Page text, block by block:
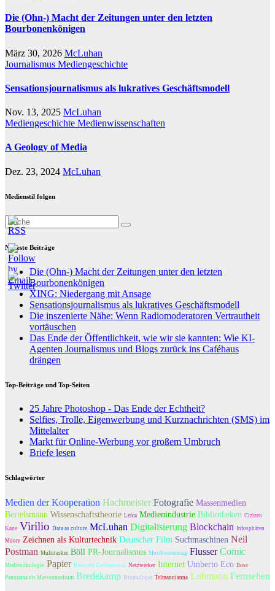
Die (Ohn-) Macht der Zeitungen unter den letzten
Bourbonenkönigen
März 30, 2026 McLuhan
Journalismus Mediengeschichte
Sensationsjournalismus als lukratives Geschäftsmodell
Nov. 13, 2025 McLuhan
Mediengeschichte Medienwissenschaften
A Geology of Media
Dez. 23, 2024 McLuhan
Medienstil folgen
Neueste Beiträge
Die (Ohn-) Macht der Zeitungen unter den letzten
Bourbonenkönigen
XING: Niedergang mit Ansage
Sensationsjournalismus als lukratives Geschäftsmodell
Die inszenierte Nähe: Wenn Radiomoderatoren Vertrautheit
vortäuschen
Das Ende der Öffentlichkeit, wie wir sie kannten: Wie KI-
Agenten Journalismus und Blogs zurück ins Caféhaus
drängen
Top-Beiträge und Top-Seiten
25 Jahre Photoshop - Das Ende der Echtheit?
Selfies, Trolle, Eigenwerbung und Kurznachrichten (SMS) im
Mittelalter
Markt für Online-Werbung vor großem Umbruch
Briefe lesen
Schlagwörter
Medien der Kooperation Hachmeister Fotografie Massenmedien
Bertelsmann Wissenschaftstheorie Leica Medienindustrie Bibliotheken Cizizen
Kane Virilio Data as culture McLuhan Digitalisierung Blockchain Infosphären
Moore Zeichnen als Kulturtechnik Deutscher Film Suchmaschinen Neil
Postman Multitasker Böll PR-Journalismus Musikstreaming Flusser Comic
Medienökologie Papier Krise der Germanistik Netzwerker Internet Umberto Eco Bose
Panorama als Massenmedium Bredekamp Dromologie Telmannianna Luhmann Fernsehen